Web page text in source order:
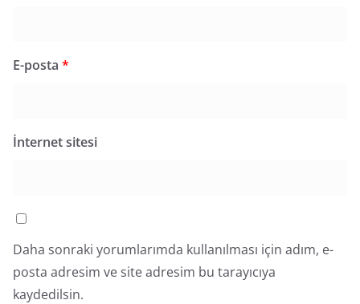
E-posta *
İnternet sitesi
Daha sonraki yorumlarımda kullanılması için adım, e-
posta adresim ve site adresim bu tarayıcıya
kaydedilsin.